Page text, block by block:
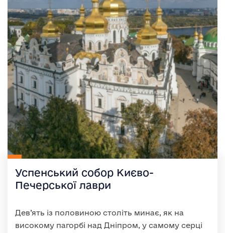
Успенський собор Києво-
Печерської лаври
Дев’ять із половиною століть минає, як на
високому пагорбі над Дніпром, у самому серці